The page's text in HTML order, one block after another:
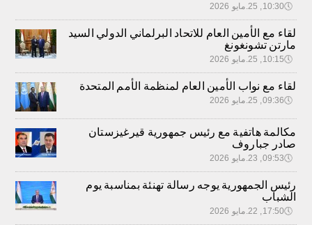
🕔10:30, 25.مايو 2026
لقاء مع الأمين العام للاتحاد البرلماني الدولي السيد
مارتن تشونغونغ
🕔10:15, 25.مايو 2026
لقاء مع نواب الأمين العام لمنظمة الأمم المتحدة
🕔09:36, 25.مايو 2026
مكالمة هاتفية مع رئيس جمهورية قيرغيزستان
صادر جباروف
🕔09:53, 23.مايو 2026
رئيس الجمهورية يوجه رسالة تهنئة بمناسبة يوم
الشباب
🕔17:50, 22.مايو 2026